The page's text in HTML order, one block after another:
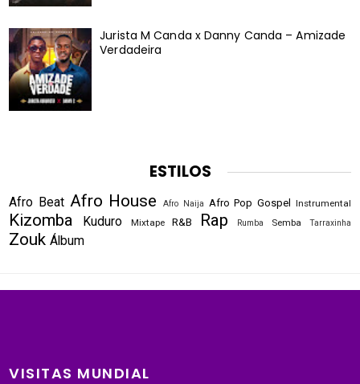
Jurista M Canda x Danny Canda – Amizade
Verdadeira
ESTILOS
Afro Beat Afro House Afro Naija Afro Pop Gospel Instrumental
Kizomba Kuduro Mixtape R&B Rap Rumba Semba Tarraxinha
Zouk Álbum
VISITAS MUNDIAL